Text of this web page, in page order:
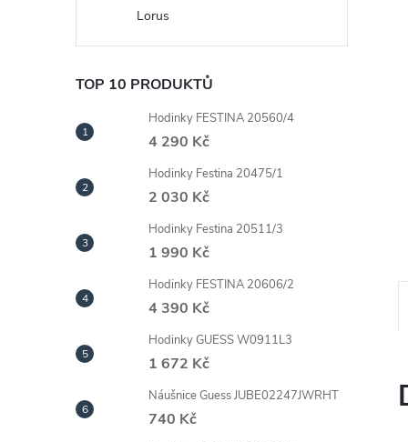
Lorus
TOP 10 PRODUKTŮ
Hodinky FESTINA 20560/4
4 290 Kč
Hodinky Festina 20475/1
2 030 Kč
Hodinky Festina 20511/3
1 990 Kč
Hodinky FESTINA 20606/2
4 390 Kč
Hodinky GUESS W0911L3
1 672 Kč
Náušnice Guess JUBE02247JWRHT
740 Kč